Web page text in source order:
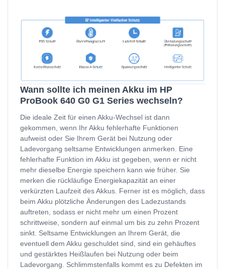
Wann sollte ich meinen Akku im HP
ProBook 640 G0 G1 Series wechseln?
Die ideale Zeit für einen Akku-Wechsel ist dann
gekommen, wenn Ihr Akku fehlerhafte Funktionen
aufweist oder Sie Ihrem Gerät bei Nutzung oder
Ladevorgang seltsame Entwicklungen anmerken. Eine
fehlerhafte Funktion im Akku ist gegeben, wenn er nicht
mehr dieselbe Energie speichern kann wie früher. Sie
merken die rückläufige Energiekapazität an einer
verkürzten Laufzeit des Akkus. Ferner ist es möglich, dass
beim Akku plötzliche Änderungen des Ladezustands
auftreten, sodass er nicht mehr um einen Prozent
schrittweise, sondern auf einmal um bis zu zehn Prozent
sinkt. Seltsame Entwicklungen an Ihrem Gerät, die
eventuell dem Akku geschuldet sind, sind ein gehäuftes
und gestärktes Heißlaufen bei Nutzung oder beim
Ladevorgang. Schlimmstenfalls kommt es zu Defekten im